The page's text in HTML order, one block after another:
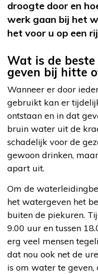
droogte door en
werk gaan bij het
het voor u op een
Wat is de
geven bij hitte
Wanneer er door
gebruikt kan er
ontstaan en in dat
bruin water uit de
schadelijk voor de
gewoon drinken,
apart uit.
Om de
het watergeven het
buiten de piekuren.
9.00 uur en tussen
erg veel mensen
dat nou ook net de
is om water te